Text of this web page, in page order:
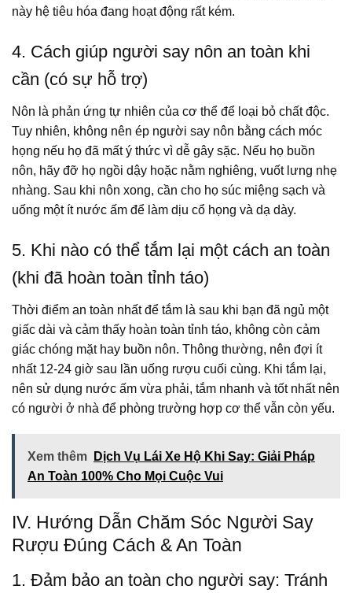
này hệ tiêu hóa đang hoạt động rất kém.
4. Cách giúp người say nôn an toàn khi
cần (có sự hỗ trợ)
Nôn là phản ứng tự nhiên của cơ thể để loại bỏ chất độc.
Tuy nhiên, không nên ép người say nôn bằng cách móc
họng nếu họ đã mất ý thức vì dễ gây sặc. Nếu họ buồn
nôn, hãy đỡ họ ngồi dậy hoặc nằm nghiêng, vuốt lưng nhẹ
nhàng. Sau khi nôn xong, cần cho họ súc miệng sạch và
uống một ít nước ấm để làm dịu cổ họng và dạ dày.
5. Khi nào có thể tắm lại một cách an toàn
(khi đã hoàn toàn tỉnh táo)
Thời điểm an toàn nhất để tắm là sau khi bạn đã ngủ một
giấc dài và cảm thấy hoàn toàn tỉnh táo, không còn cảm
giác chóng mặt hay buồn nôn. Thông thường, nên đợi ít
nhất 12-24 giờ sau lần uống rượu cuối cùng. Khi tắm lại,
nên sử dụng nước ấm vừa phải, tắm nhanh và tốt nhất nên
có người ở nhà để phòng trường hợp cơ thể vẫn còn yếu.
Xem thêm
Dịch Vụ Lái Xe Hộ Khi Say: Giải Pháp
An Toàn 100% Cho Mọi Cuộc Vui
IV. Hướng Dẫn Chăm Sóc Người Say
Rượu Đúng Cách & An Toàn
1. Đảm bảo an toàn cho người say: Tránh